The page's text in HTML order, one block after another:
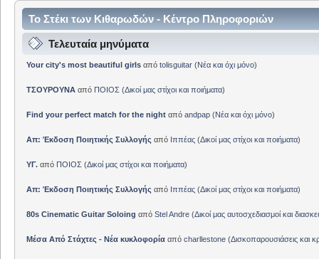
Το Στέκι των Κιθαρωδών - Κέντρο Πληροφοριών
Τελευταία μηνύματα
Your city's most beautiful girlsαπό tolisguitar(Νέα και όχι μόνο)
ΤΣΟΥΡΟΥΝΑαπό ΠΟΙΟΣ (Δικοί μας στίχοι και ποιήματα)
Find your perfect match for the nightαπό andpap(Νέα και όχι μόνο)
Απ: Έκδοση Ποιητικής Συλλογής από Ιππέας(Δικοί μας στίχοι και ποιήματα)
ΥΓ.από ΠΟΙΟΣ (Δικοί μας στίχοι και ποιήματα)
Απ: Έκδοση Ποιητικής Συλλογής από Ιππέας(Δικοί μας στίχοι και ποιήματα)
80s Cinematic Guitar Soloing από Stel Andre(Δικοί μας αυτοσχεδιασμοί και
Μέσα Από Στάχτες - Νέα κυκλοφορίααπό charllestone(Δισκοπαρουσιάσεις και